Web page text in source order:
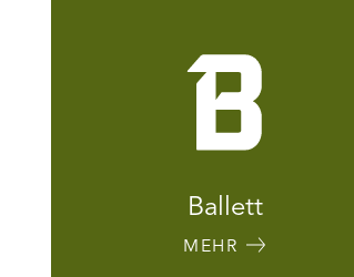
Ballett
MEHR